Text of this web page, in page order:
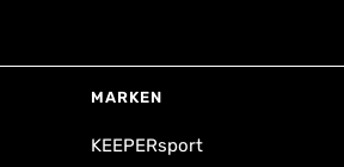
MARKEN
KEEPERsport